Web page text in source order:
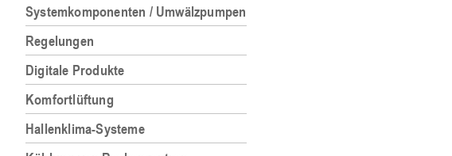
Systemkomponenten / Umwälzpumpen
Regelungen
Digitale Produkte
Komfortlüftung
Hallenklima-Systeme